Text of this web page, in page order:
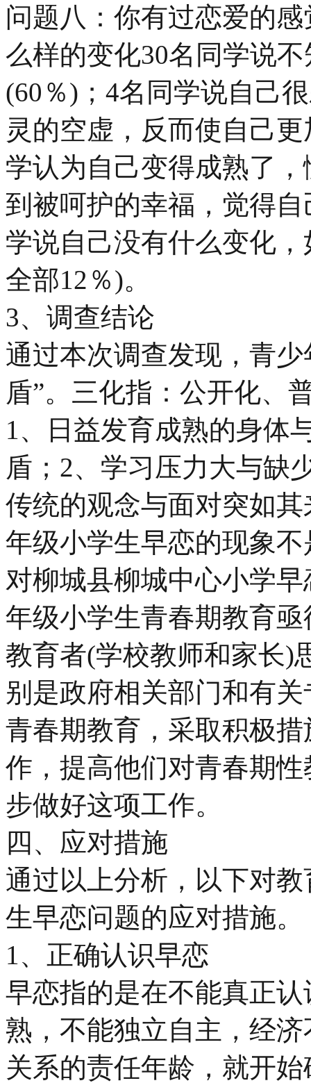
问题八：你有过恋爱的
么样的变化30名同学说
(60％)；4名同学说自己
灵的空虚，反而使自己
学认为自己变得成熟了
到被呵护的幸福，觉得
学说自己没有什么变化
全部12％)。
3、调查结论
通过本次调查发现，青
盾”。三化指：公开化、
1、日益发育成熟的身体
盾；2、学习压力大与缺
传统的观念与面对突如
年级小学生早恋的现象
对柳城县柳城中心小学
年级小学生青春期教育
教育者(学校教师和家长)
别是政府相关部门和有
青春期教育，采取积极
作，提高他们对青春期
步做好这项工作。
四、应对措施
通过以上分析，以下对
生早恋问题的应对措施。
1、正确认识早恋
早恋指的是在不能真正
熟，不能独立自主，经
关系的责任年龄，就开